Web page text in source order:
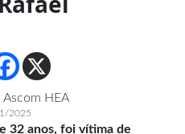
HEA
2025
32 anos, foi vítima de